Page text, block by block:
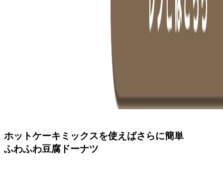
ホットケーキミックスを使えばさらに簡単
ふわふわ豆腐ドーナツ